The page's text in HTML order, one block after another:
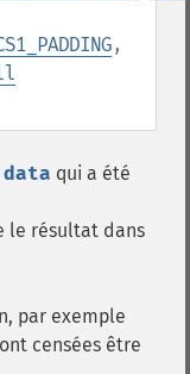
,
data qui a été
le résultat dans
par exemple
censées être